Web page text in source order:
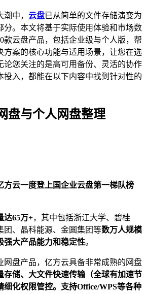
中， 云盘已从简单的文件存储演变为
分。本文将基于实际使用体验和市场数
款云盘产品，包括企业级与个人版，帮
方案的核心功能与适用场景，让您在选
论您关注的是高可用备份、灵活的协作
投入，都能在以下内容中找到针对性的
盘与个人网盘整理
方云一度登上国企业云盘第一梯队榜
达65万+，其中包括浙江大学、碧桂
团、晶科能源、金圆集团等数万人规模
强大产品能力和稳定性。
网盘产品，亿方云具备非常成熟的网盘
存储、大文件快速传输（全球有加速节
细化权限管控。支持Office/WPS等各种